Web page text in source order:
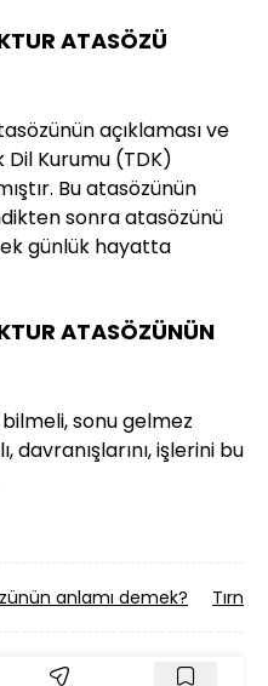
ATASÖZÜ
açıklaması ve
Dil Kurumu (TDK)
Bu atasözünün
sonra atasözünü
günlük hayatta
ATASÖZÜNÜN
sonu gelmez
işlerini bu
anlamı demek?